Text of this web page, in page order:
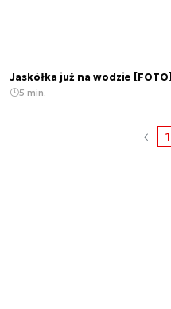
Jaskółka już na wodzie [FOTO]
5 min.
1